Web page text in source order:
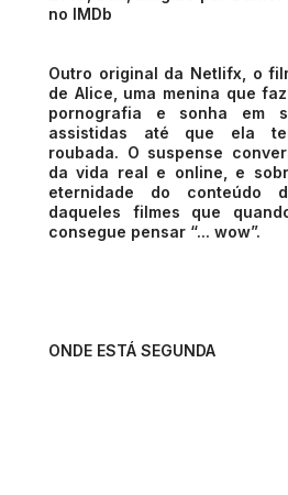
no IMDb
Outro original da Netlifx, o
de Alice, uma menina que
pornografia e sonha em
assistidas até que ela
roubada. O suspense
da vida real e online, e
eternidade do conteúdo
daqueles filmes que
consegue pensar “... wow”.
ONDE ESTÁ SEGUNDA